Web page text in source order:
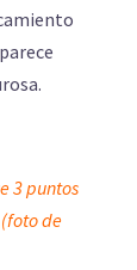
3 puntos
de